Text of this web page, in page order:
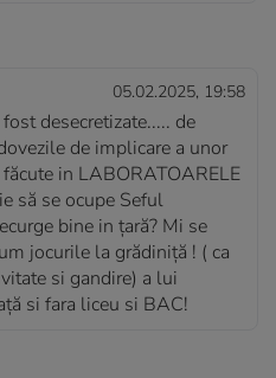
05.02.2025, 19:58
desecretizate..... de
de implicare a unor
in LABORATOARELE
să se ocupe Seful
bine in țară? Mi se
jocurile la grădiniță ! ( ca
si gandire) a lui
si fara liceu si BAC!